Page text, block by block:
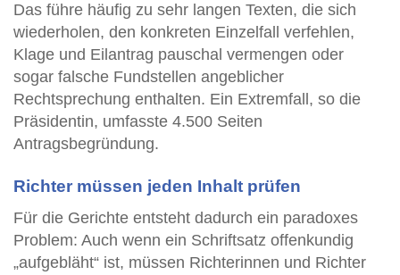
Das führe häufig zu sehr langen Texten, die sich
wiederholen, den konkreten Einzelfall verfehlen,
Klage und Eilantrag pauschal vermengen oder
sogar falsche Fundstellen angeblicher
Rechtsprechung enthalten. Ein Extremfall, so die
Präsidentin, umfasste 4.500 Seiten
Antragsbegründung.
Richter müssen jeden Inhalt prüfen
Für die Gerichte entsteht dadurch ein paradoxes
Problem: Auch wenn ein Schriftsatz offenkundig
„aufgebläht“ ist, müssen Richterinnen und Richter